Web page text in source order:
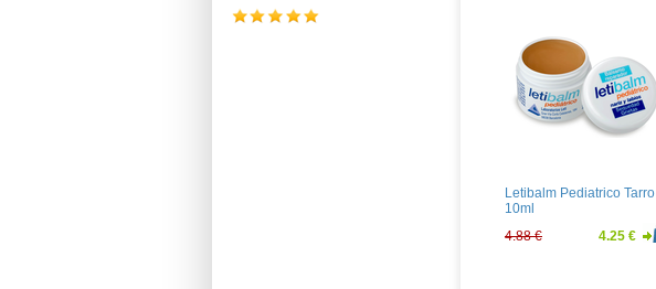
Letibalm Pediatrico Tarro
10ml
4.88 €
4.25 €